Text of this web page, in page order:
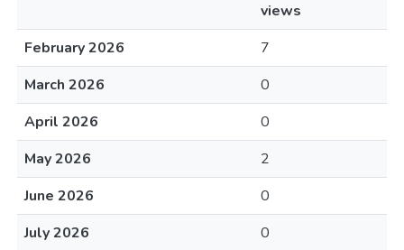
views
February 2026
7
March 2026
0
April 2026
0
May 2026
2
June 2026
0
July 2026
0